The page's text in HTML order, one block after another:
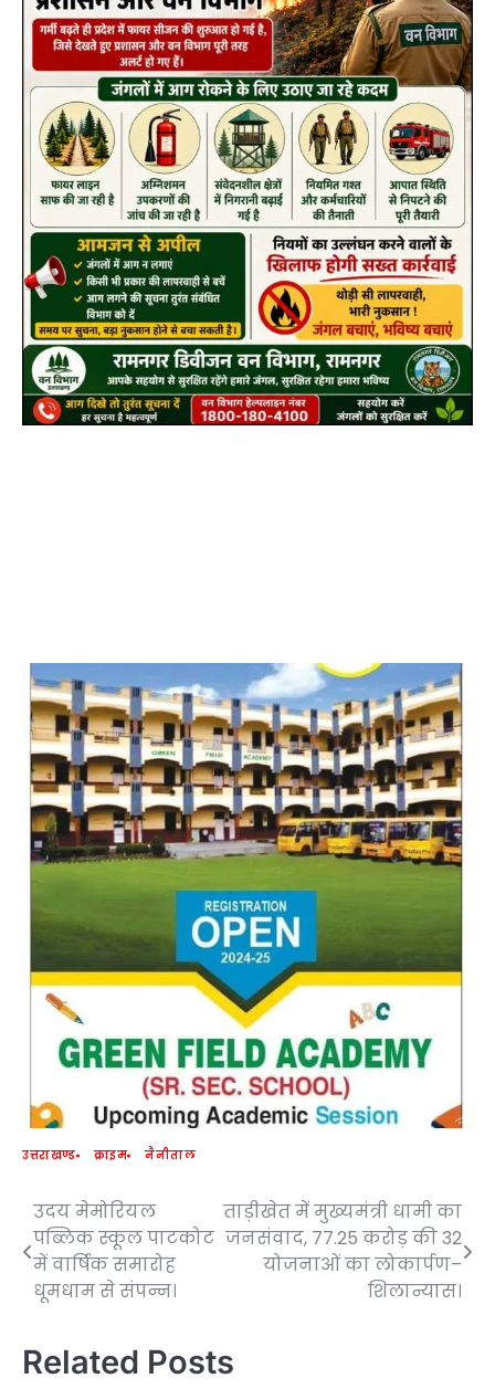
उत्तराखण्ड क्राइम नैनीताल
Post
navigation
उदय मेमोरियल
पब्लिक स्कूल पाटकोट
में वार्षिक समारोह
धूमधाम से संपन्न।
ताड़ीखेत में मुख्यमंत्री धामी का
जनसंवाद, 77.25 करोड़ की 32
योजनाओं का लोकार्पण–
शिलान्यास।
Related Posts